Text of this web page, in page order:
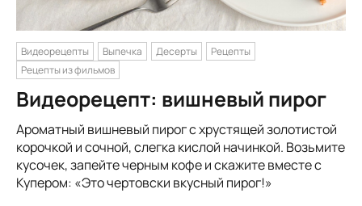
Видеорецепты Выпечка Десерты
Рецепты
Рецепты из фильмов
Видеорецепт: вишневый пирог
Ароматный вишневый пирог с хрустящей золотистой
корочкой и сочной, слегка кислой начинкой. Возьмите
кусочек, запейте черным кофе и скажите вместе с
Купером: «Это чертовски вкусный пирог!»